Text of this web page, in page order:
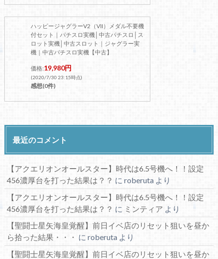
ハッピージャグラーV2（VII）メダル不要機
付セット｜パチスロ実機│中古パチスロ│ス
ロット実機│中古スロット｜ジャグラー実
機｜中古パチスロ実機【中古】
価格:19,980円
(2020/7/30 23:15時点)
感想(0件)
最近のコメント
【アクエリオンオールスター】時代は6.5号機へ！！設定
456濃厚台を打った結果は？？ に roberutaより
【アクエリオンオールスター】時代は6.5号機へ！！設定
456濃厚台を打った結果は？？ に ミンティア より
【聖闘士星矢海皇覚醒】前日イベ店のリセット狙いを昼か
ら拾った結果・・・ に roberutaより
【聖闘士星矢海皇覚醒】前日イベ店のリセット狙いを昼か